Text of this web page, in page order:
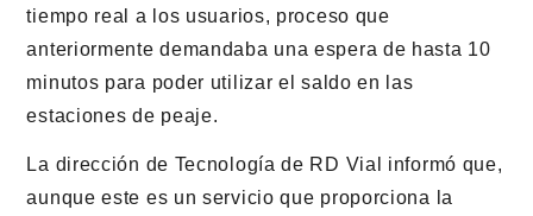
tiempo real a los usuarios, proceso que
anteriormente demandaba una espera de hasta 10
minutos para poder utilizar el saldo en las
estaciones de peaje.
La dirección de Tecnología de RD Vial informó que,
aunque este es un servicio que proporciona la